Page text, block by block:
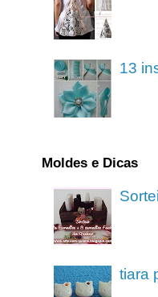
13
Moldes e Dicas
tiara